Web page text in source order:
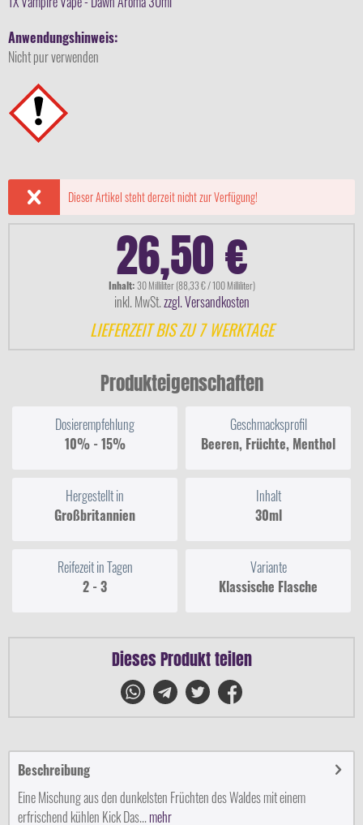
Anwendungshinweis:
Nicht pur verwenden
Dieser Artikel steht derzeit nicht zur Verfügung!
26,50 €
Inhalt:30 Milliliter (88,33 € / 100 Milliliter)
inkl. MwSt.zzgl. Versandkosten
LIEFERZEIT BIS ZU 7 WERKTAGE
Produkteigenschaften
Dosierempfehlung
10% - 15%
Geschmacksprofil
Beeren, Früchte, Menthol
Hergestellt in
Großbritannien
Inhalt
30ml
Reifezeit in Tagen
2 - 3
Variante
Klassische Flasche
Dieses Produkt teilen
Beschreibung
Eine Mischung aus den dunkelsten Früchten des Waldes mit einem
erfrischend kühlen Kick Das...mehr